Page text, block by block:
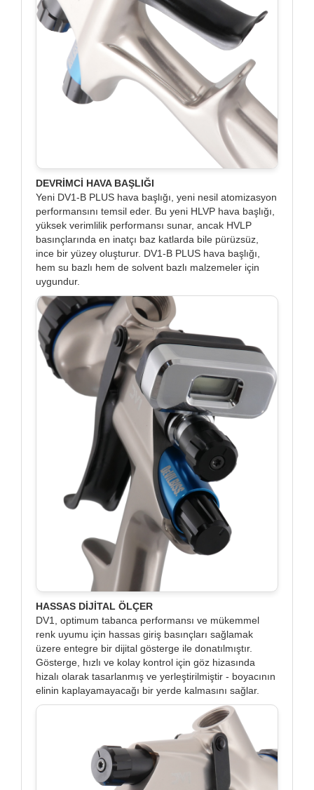
DEVRİMCİ HAVA BAŞLIĞI
Yeni DV1-B PLUS hava başlığı, yeni nesil atomizasyon
performansını temsil eder. Bu yeni HLVP hava başlığı,
yüksek verimlilik performansı sunar, ancak HVLP
basınçlarında en inatçı baz katlarda bile pürüzsüz,
ince bir yüzey oluşturur. DV1-B PLUS hava başlığı,
hem su bazlı hem de solvent bazlı malzemeler için
uygundur.
HASSAS DİJİTAL ÖLÇER
DV1, optimum tabanca performansı ve mükemmel
renk uyumu için hassas giriş basınçları sağlamak
üzere entegre bir dijital gösterge ile donatılmıştır.
Gösterge, hızlı ve kolay kontrol için göz hizasında
hizalı olarak tasarlanmış ve yerleştirilmiştir - boyacının
elinin kaplayamayacağı bir yerde kalmasını sağlar.